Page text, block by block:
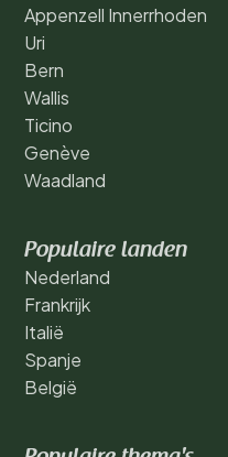
Appenzell Innerrhoden
Uri
Bern
Wallis
Ticino
Genève
Waadland
Populaire landen
Nederland
Frankrijk
Italië
Spanje
België